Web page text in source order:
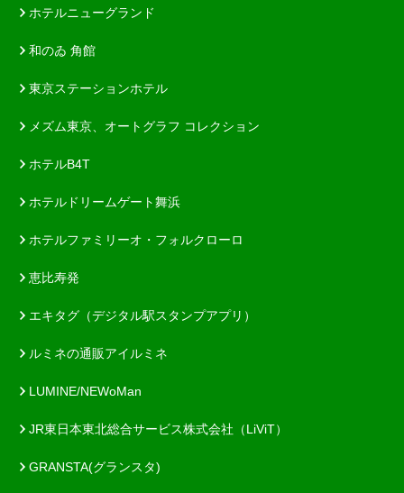
ホテルニューグランド
和のゐ 角館
東京ステーションホテル
メズム東京、オートグラフ コレクション
ホテルB4T
ホテルドリームゲート舞浜
ホテルファミリーオ・フォルクローロ
恵比寿発
エキタグ（デジタル駅スタンプアプリ）
ルミネの通販アイルミネ
LUMINE/NEWoMan
JR東日本東北総合サービス株式会社（LiViT）
GRANSTA(グランスタ)